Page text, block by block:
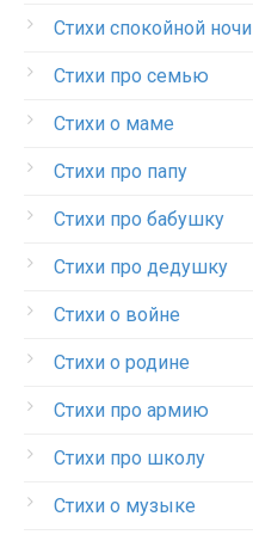
Стихи спокойной ночи
Стихи про семью
Стихи о маме
Стихи про папу
Стихи про бабушку
Стихи про дедушку
Стихи о войне
Стихи о родине
Стихи про армию
Стихи про школу
Стихи о музыке